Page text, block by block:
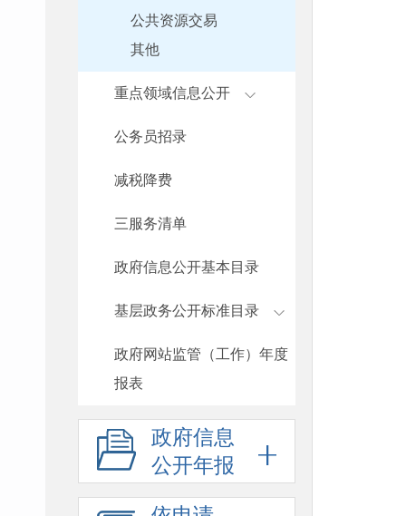
公共资源交易
其他
重点领域信息公开
公务员招录
减税降费
三服务清单
政府信息公开基本目录
基层政务公开标准目录
政府网站监管（工作）年度
报表
政府信息
公开年报